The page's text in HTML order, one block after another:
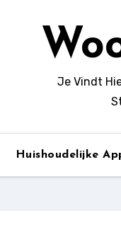
Je Vindt
Huishoudelijke